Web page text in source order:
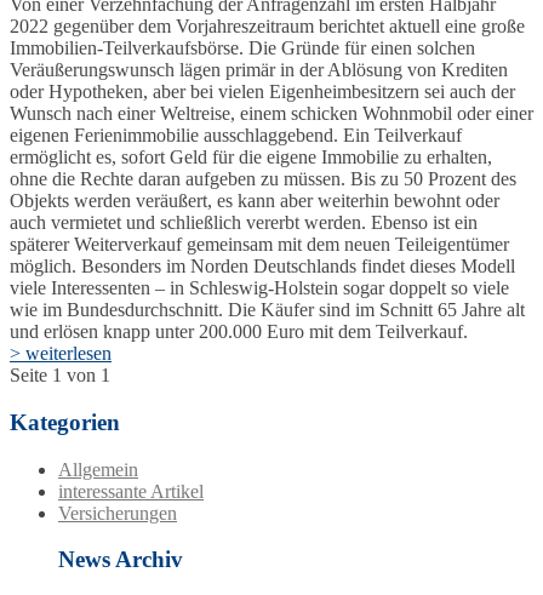
Von einer Verzehnfachung der Anfragenzahl im ersten Halbjahr
2022 gegenüber dem Vorjahreszeitraum berichtet aktuell eine große
Immobilien-Teilverkaufsbörse. Die Gründe für einen solchen
Veräußerungswunsch lägen primär in der Ablösung von Krediten
oder Hypotheken, aber bei vielen Eigenheimbesitzern sei auch der
Wunsch nach einer Weltreise, einem schicken Wohnmobil oder einer
eigenen Ferienimmobilie ausschlaggebend. Ein Teilverkauf
ermöglicht es, sofort Geld für die eigene Immobilie zu erhalten,
ohne die Rechte daran aufgeben zu müssen. Bis zu 50 Prozent des
Objekts werden veräußert, es kann aber weiterhin bewohnt oder
auch vermietet und schließlich vererbt werden. Ebenso ist ein
späterer Weiterverkauf gemeinsam mit dem neuen Teileigentümer
möglich. Besonders im Norden Deutschlands findet dieses Modell
viele Interessenten – in Schleswig-Holstein sogar doppelt so viele
wie im Bundesdurchschnitt. Die Käufer sind im Schnitt 65 Jahre alt
und erlösen knapp unter 200.000 Euro mit dem Teilverkauf.
> weiterlesen
Seite 1 von 1
Kategorien
Allgemein
interessante Artikel
Versicherungen
News Archiv